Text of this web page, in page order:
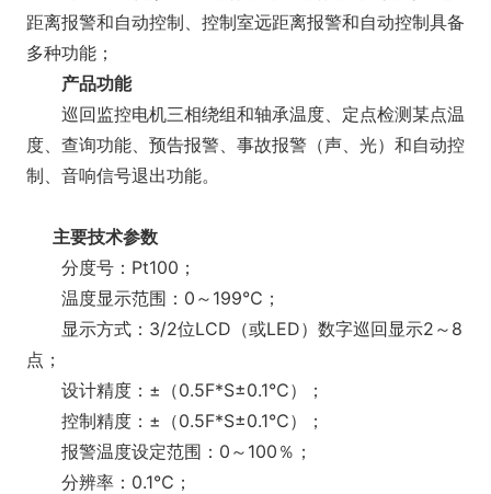
距离报警和自动控制、控制室远距离报警和自动控制具备
多种功能；
产品功能
巡回监控电机三相绕组和轴承温度、定点检测某点温
度、查询功能、预告报警、事故报警（声、光）和自动控
制、音响信号退出功能。
主要技术参数
分度号：Pt100；
温度显示范围：0～199℃；
显示方式：3/2位LCD（或LED）数字巡回显示2～8
点；
设计精度：±（0.5F*S±0.1℃）；
控制精度：±（0.5F*S±0.1℃）；
报警温度设定范围：0～100％；
分辨率：0.1℃；